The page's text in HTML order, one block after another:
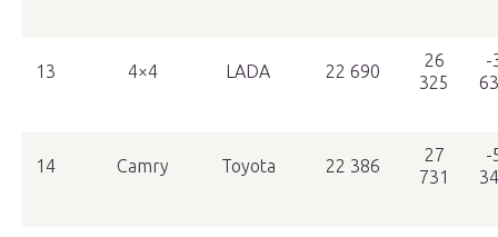
13 4×4 LADA 22 690
26
325
-
14 Camry Toyota 22 386
27
731
-